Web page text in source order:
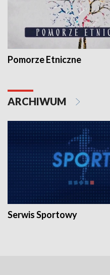
Pomorze Etniczne
ARCHIWUM
Serwis Sportowy